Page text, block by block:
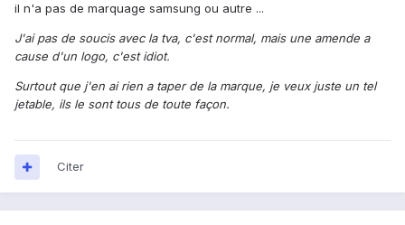
il n'a pas de marquage samsung ou autre ...
J'ai pas de soucis avec la tva, c'est normal, mais une amende a
cause d'un logo, c'est idiot.
Surtout que j'en ai rien a taper de la marque, je veux juste un tel
jetable, ils le sont tous de toute façon.
Citer